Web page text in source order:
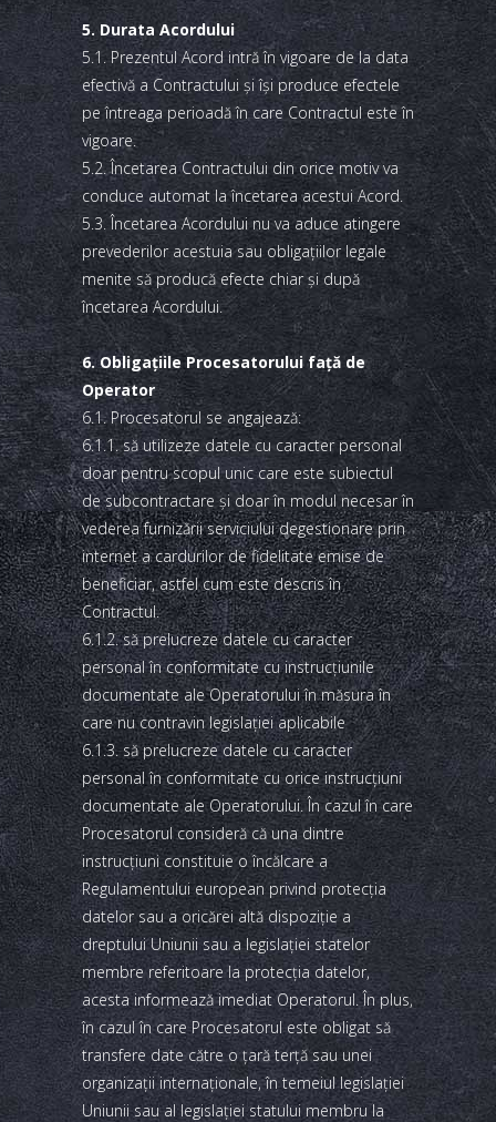
5. Durata Acordului
5.1. Prezentul Acord intră în vigoare de la data
efectivă a Contractului şi îşi produce efectele
pe întreaga perioadă în care Contractul este în
vigoare.
5.2. Încetarea Contractului din orice motiv va
conduce automat la încetarea acestui Acord.
5.3. Încetarea Acordului nu va aduce atingere
prevederilor acestuia sau obligaţiilor legale
menite să producă efecte chiar şi după
încetarea Acordului.
6. Obligaţiile Procesatorului faţă de
Operator
6.1. Procesatorul se angajează:
6.1.1. să utilizeze datele cu caracter personal
doar pentru scopul unic care este subiectul
de subcontractare şi doar în modul necesar în
vederea furnizării serviciului degestionare prin
internet a cardurilor de fidelitate emise de
beneficiar, astfel cum este descris în
Contractul.
6.1.2. să prelucreze datele cu caracter
personal în conformitate cu instrucţiunile
documentate ale Operatorului în măsura în
care nu contravin legislaţiei aplicabile
6.1.3. să prelucreze datele cu caracter
personal în conformitate cu orice instrucţiuni
documentate ale Operatorului. În cazul în care
Procesatorul consideră că una dintre
instrucţiuni constituie o încălcare a
Regulamentului european privind protecţia
datelor sau a oricărei altă dispoziţie a
dreptului Uniunii sau a legislaţiei statelor
membre referitoare la protecţia datelor,
acesta informează imediat Operatorul. În plus,
în cazul în care Procesatorul este obligat să
transfere date către o ţară terţă sau unei
organizaţii internaţionale, în temeiul legislaţiei
Uniunii sau al legislaţiei statului membru la